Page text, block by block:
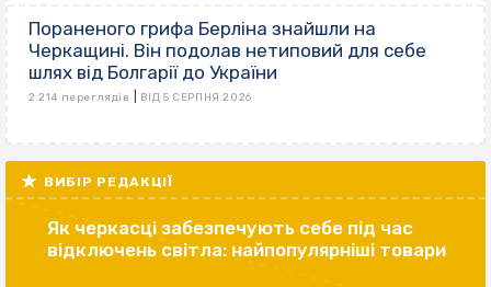
Пораненого грифа Берліна знайшли на
Черкащині. Він подолав нетиповий для себе
шлях від Болгарії до України
2 214 переглядів ВІД 5 СЕРПНЯ 2026
ВИБІР РЕДАКЦІЇ
Як черкасці забезпечують себе під час
відключень світла: найпопулярніші товари